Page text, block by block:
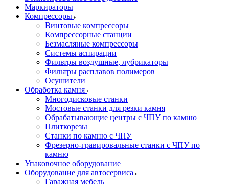
Маркираторы
Компрессоры
Винтовые компрессоры
Компрессорные станции
Безмасляные компрессоры
Системы аспирации
Фильтры воздушные, лубрикаторы
Фильтры расплавов полимеров
Осушители
Обработка камня
Многодисковые станки
Мостовые станки для резки камня
Обрабатывающие центры с ЧПУ по камню
Плиткорезы
Станки по камню с ЧПУ
Фрезерно-гравировальные станки с ЧПУ по
камню
Упаковочное оборудование
Оборудование для автосервиса
Гаражная мебель